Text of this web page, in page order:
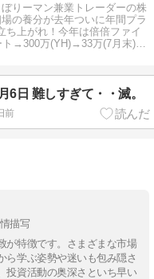
りーマン兼業トレーダーの株
の養分が去年ついに年間プラ
ち上がれ！今年は倍倍ファイ
ト→300万(YH)→33万(7月末)→
6日 難しすぎて・・滅。
前
描写
が特徴です。さまざまな市場
ら学ぶ姿勢や迷いも包み隠さ
投資活動の奥深さといち早い